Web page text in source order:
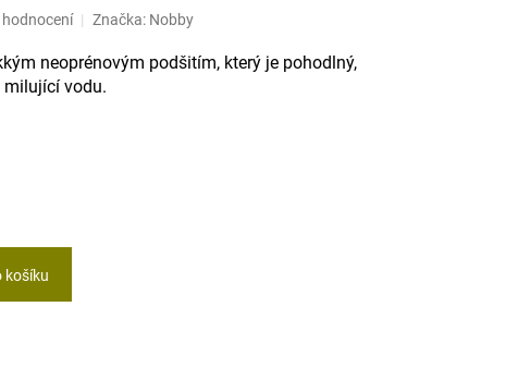
Značka: Nobby
neoprénovým podšitím, který je pohodlný,
milující vodu.
košíku